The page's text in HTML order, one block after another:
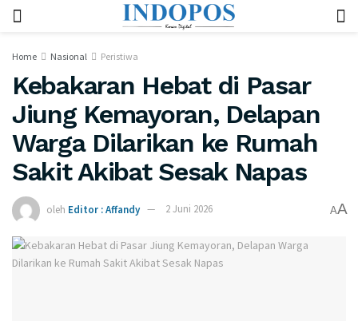
Home Nasional Peristiwa
Kebakaran Hebat di Pasar
Jiung Kemayoran, Delapan
Warga Dilarikan ke Rumah
Sakit Akibat Sesak Napas
oleh Editor : Affandy 2 Juni 2026 AA